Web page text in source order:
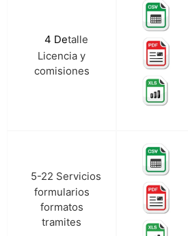
4 Detalle
Licencia y
comisiones
5-22 Servicios
formularios
formatos
tramites